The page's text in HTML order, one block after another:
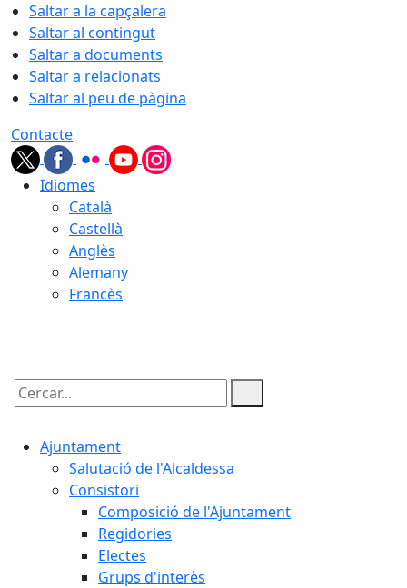
Saltar a la capçalera
Saltar al contingut
Saltar a documents
Saltar a relacionats
Saltar al peu de pàgina
Contacte
Idiomes
Català
Castellà
Anglès
Alemany
Francès
Cercar:
Ajuntament
Salutació de l'Alcaldessa
Consistori
Composició de l'Ajuntament
Regidories
Electes
Grups d'interès